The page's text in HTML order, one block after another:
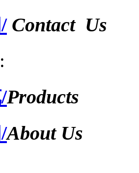
Contact Us
Products
About Us